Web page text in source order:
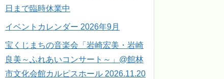
日まで臨時休業中
イベントカレンダー 2026年9月
宝くじまちの音楽会「岩崎宏美・岩崎
良美～ふれあいコンサート～」@館林
市文化会館カルピスホール 2026.11.20